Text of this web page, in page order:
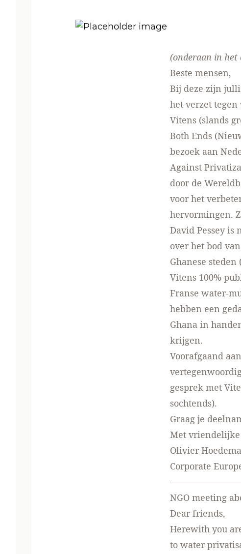
(onderaan in het
Beste mensen,
Bij deze zijn
het verzet
Vitens (slands
Both Ends
bezoek aan
Against
door de
voor het
hervormingen.
David Pessey is
over het bod
Ghanese
Vitens 100%
Franse water-
hebben een
Ghana in
krijgen.
Voorafgaand
gesprek met
sochtends).
Graag je
Met vriendelijke
Olivier
Corporate
NGO meeting
Dear friends,
Herewith you
to water